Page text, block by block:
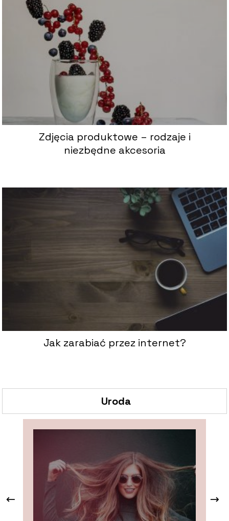
Zdjęcia produktowe – rodzaje i
niezbędne akcesoria
Jak zarabiać przez internet?
Uroda